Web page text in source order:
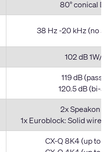
80° conical
38 Hz -20 kHz (no
102 dB 1W/
119 dB
120.5 dB (bi-
2x Speakon
1x Euroblock: Solid wire 8
CX-Q 8K4 (up to 2